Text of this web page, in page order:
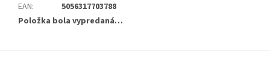
EAN:
5056317703788
Položka bola vypredaná…